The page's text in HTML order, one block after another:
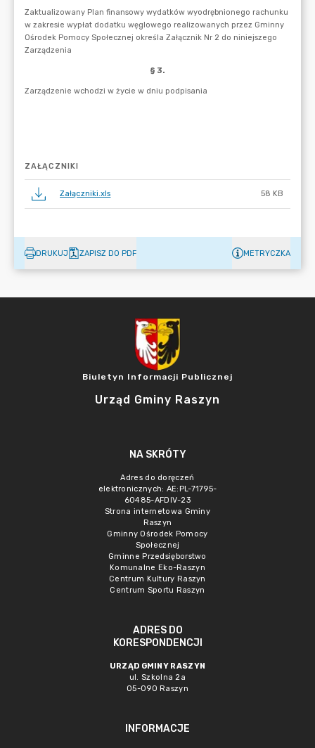
ZAŁĄCZNIKI
Załączniki.xls 58 KB
DRUKUJ ZAPISZ DO PDF METRYCZKA
Biuletyn Informacji Publicznej
Urząd Gminy Raszyn
NA SKRÓTY
Adres do doręczeń
elektronicznych: AE:PL-71795-
60485-AFDIV-23
Strona internetowa Gminy
Raszyn
Gminny Ośrodek Pomocy
Społecznej
Gminne Przedsięborstwo
Komunalne Eko-Raszyn
Centrum Kultury Raszyn
Centrum Sportu Raszyn
ADRES DO
KORESPONDENCJI
URZĄD GMINY RASZYN
ul. Szkolna 2a
05-090 Raszyn
INFORMACJE